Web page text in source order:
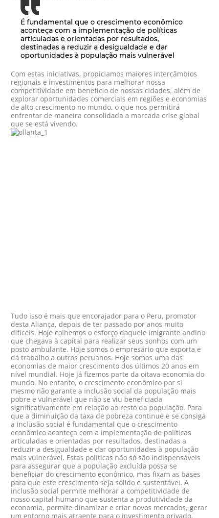
É fundamental que o crescimento econômico
aconteça com a implementação de políticas
articuladas e orientadas por resultados,
destinadas a reduzir a desigualdade e dar
oportunidades à população mais vulnerável
Com estas iniciativas, propiciamos maiores intercâmbios
regionais e investimentos para melhorar nossa
competitividade em benefício de nossas cidades, além de
explorar oportunidades comerciais em regiões e economias
de alto crescimento no mundo, o que nos permitirá
enfrentar de maneira consolidada a marcada crise global
que se está vivendo.
Tudo isso é mais que encorajador para o Peru, promotor
desta Aliança, depois de ter passado por anos muito
difíceis. Hoje colhemos o esforço daquele imigrante andino
que chegava à capital para realizar seus sonhos com um
posto ambulante. Hoje somos o empresário que exporta e
dá trabalho a outros peruanos. Hoje somos uma das
economias de maior crescimento dos últimos 20 anos em
nível mundial. Hoje já fizemos parte da oitava economia do
mundo. No entanto, o crescimento econômico por si
mesmo não garante a inclusão social da população mais
pobre e vulnerável que não se viu beneficiada
significativamente em relação ao resto da população. Para
que a diminuição da taxa de pobreza continue e se consiga
a inclusão social é fundamental que o crescimento
econômico aconteça com a implementação de políticas
articuladas e orientadas por resultados, destinadas a
reduzir a desigualdade e dar oportunidades à população
mais vulnerável. Estas políticas não só são indispensáveis
para assegurar que a população excluída possa se
beneficiar do crescimento econômico, mas fixam as bases
para que este crescimento seja sólido e sustentável. A
inclusão social permite melhorar a competitividade de
nosso capital humano que sustenta a produtividade da
economia, permite dinamizar e criar novos mercados, gerar
um entorno mais atraente para o investimento privado,